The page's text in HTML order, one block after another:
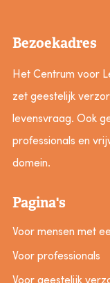
Bezoekadres
Het Centrum voor
zet geestelijk
levensvraag. Ook
professionals en
domein.
Pagina's
Voor mensen met
Voor professionals
Voor geestelijk